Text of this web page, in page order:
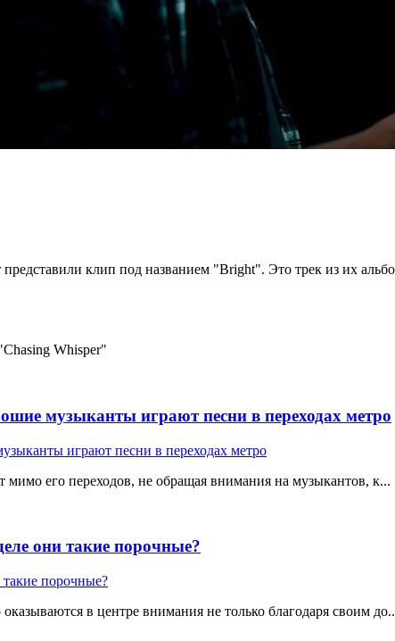
клип под названием "Bright". Это трек из их
Whisper"
музыканты играют песни в переходах метро
мимо его переходов, не обращая внимания на музыкантов, к...
они такие порочные?
в центре внимания не только благодаря своим